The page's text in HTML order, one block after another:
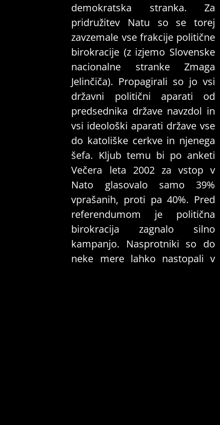
demokratska stranka. Za
pridružitev Natu so se torej
zavzemale vse frakcije politične
birokracije (z izjemo Slovenske
nacionalne stranke Zmaga
Jelinčiča). Propagirali so jo vsi
državni politični aparati od
predsednika države navzdol in
vsi ideološki aparati države vse
do katoliške cerkve in njenega
šefa. Kljub temu bi po anketi
Večera leta 2002 za vstop v
Nato glasovalo samo 39%
vprašanih, proti pa 40%. Pred
referendumom je politična
birokracija zagnalo silno
kampanjo. Nasprotniki so do
neke mere lahko nastopali v